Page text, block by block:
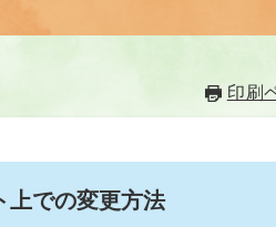
印刷
上での変更方法